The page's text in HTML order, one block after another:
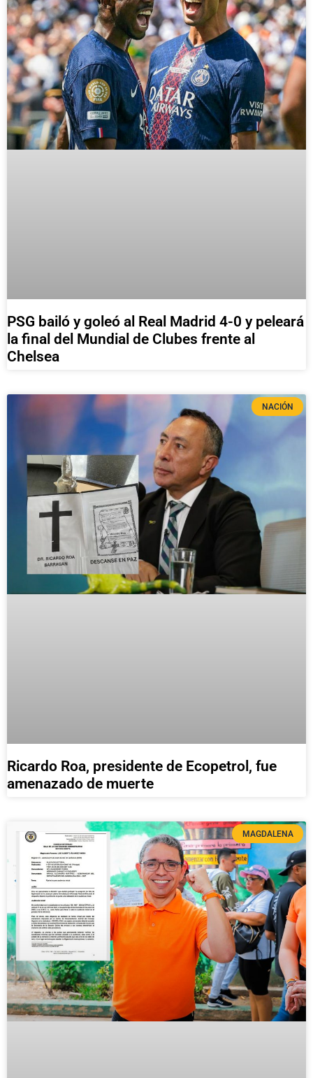
PSG bailó y goleó al Real Madrid 4-0 y peleará
la final del Mundial de Clubes frente al
Chelsea
NACIÓN
Ricardo Roa, presidente de Ecopetrol, fue
amenazado de muerte
MAGDALENA